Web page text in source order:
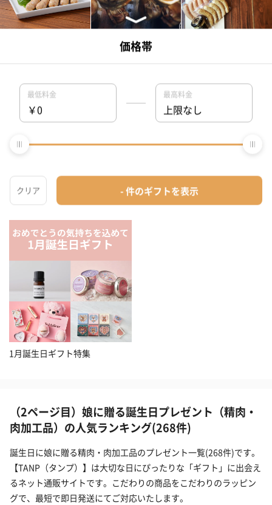
＜ 1 2 3 ＞
娘に贈る誕生日プレゼントの人気特集
1月誕生日ギフト特集
（2ページ目）娘に贈る誕生日プレゼント（精肉・
肉加工品）の人気ランキング(268件)
誕生日に娘に贈る精肉・肉加工品のプレゼント一覧(268件)です。
【TANP（タンプ）】は大切な日にぴったりな「ギフト」に出会え
るネット通販サイトです。こだわりの商品をこだわりのラッピン
グで、最短で即日発送にてご対応いたします。